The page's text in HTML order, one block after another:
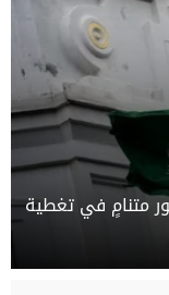
متنامٍ في تغطية